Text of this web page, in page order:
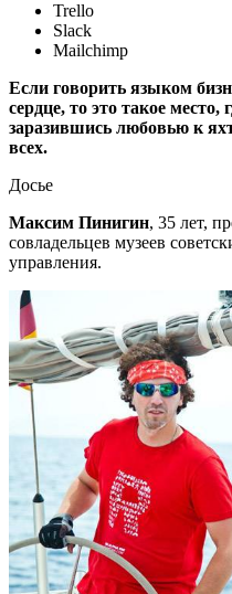
Trello
Slack
Mailchimp
Если говорить языком
сердце, то это такое
заразившись любовью к
всех.
Досье
Максим Пинигин, 35 лет,
совладельцев музеев
управления.